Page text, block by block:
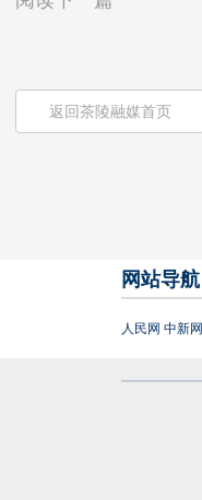
返回茶陵融媒首页
网站导航
人民网 中新网